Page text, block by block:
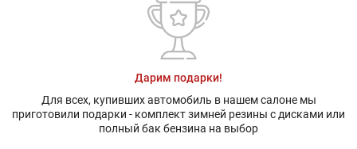
Дарим подарки!
Для всех, купивших автомобиль в нашем салоне мы
приготовили подарки - комплект зимней резины с дисками или
полный бак бензина на выбор